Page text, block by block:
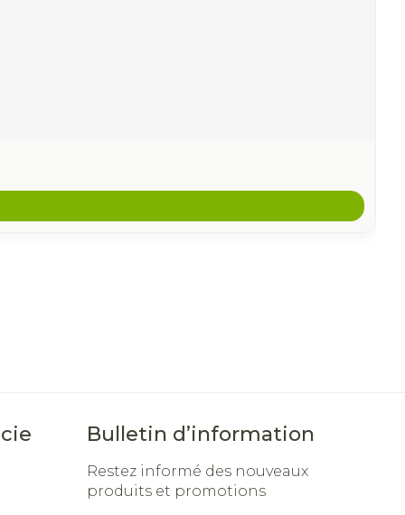
Bulletin d’information
Restez informé des nouveaux
produits et promotions